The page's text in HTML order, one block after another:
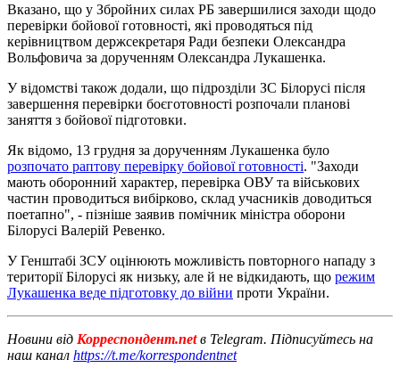
Вказано, що у Збройних силах РБ завершилися заходи щодо
перевірки бойової готовності, які проводяться під
керівництвом держсекретаря Ради безпеки Олександра
Вольфовича за дорученням Олександра Лукашенка.
У відомстві також додали, що підрозділи ЗС Білорусі після
завершення перевірки боєготовності розпочали планові
заняття з бойової підготовки.
Як відомо, 13 грудня за дорученням Лукашенка було
розпочато раптову перевірку бойової готовності. "Заходи
мають оборонний характер, перевірка ОВУ та військових
частин проводиться вибірково, склад учасників доводиться
поетапно", - пізніше заявив помічник міністра оборони
Білорусі Валерій Ревенко.
У Генштабі ЗСУ оцінюють можливість повторного нападу з
території Білорусі як низьку, але й не відкидають, що режим
Лукашенка веде підготовку до війни проти України.
Новини від Корреспондент.netв Telegram. Підписуйтесь на
наш канал https://t.me/korrespondentnet